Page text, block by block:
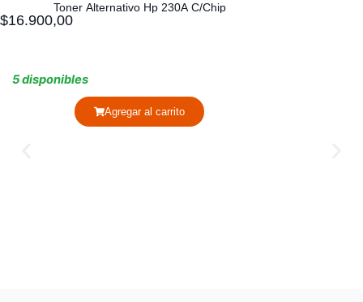
Toner Alternativo Hp 230A C/Chip
$16.900,00
5 disponibles
Agregar al carrito